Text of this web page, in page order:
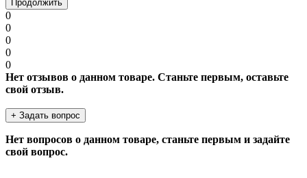
Продолжить
0
0
0
0
0
Нет отзывов о данном товаре. Станьте первым, оставьте
свой отзыв.
+ Задать вопрос
Нет вопросов о данном товаре, станьте первым и задайте
свой вопрос.